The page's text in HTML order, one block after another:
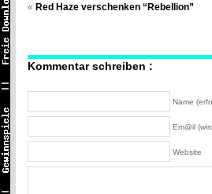
« Red Haze verschenken “Rebellion”
Kommentar schreiben :
Name
Em@il
Website